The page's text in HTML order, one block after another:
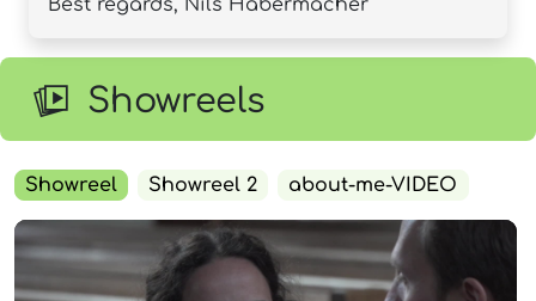
Best regards, Nils Habermacher
Showreels
Showreel Showreel 2 about-me-VIDEO